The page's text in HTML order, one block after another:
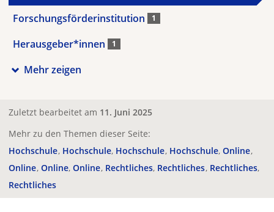
Forschungsförderinstitution 1
Herausgeber*innen 1
Mehr zeigen
Zuletzt bearbeitet am 11. Juni 2025
Mehr zu den Themen dieser Seite:
Hochschule Hochschule Hochschule Hochschule Online
Online Online Online Rechtliches Rechtliches Rechtliches
Rechtliches